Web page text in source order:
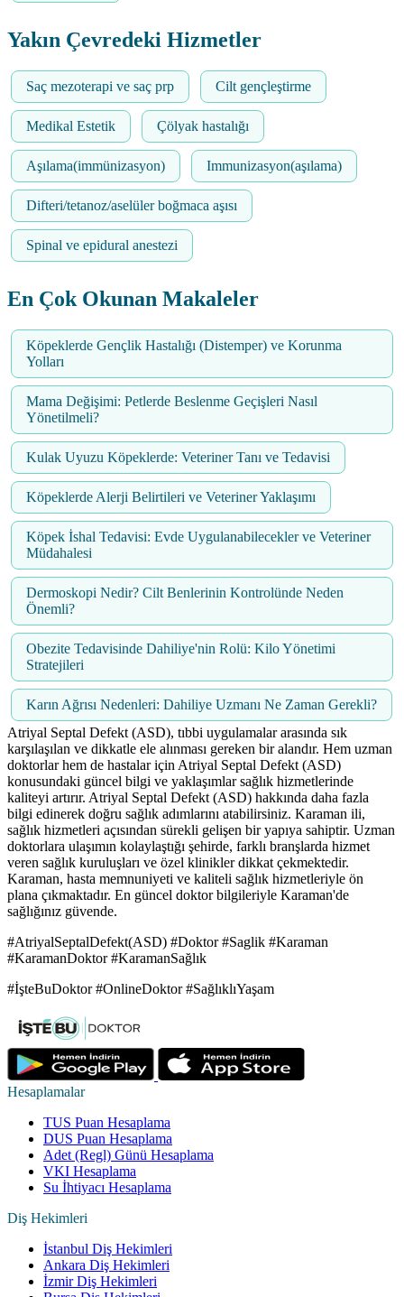
Yakın Çevredeki Hizmetler
Saç mezoterapi ve saç prp Cilt gençleştirme
Medikal Estetik Çölyak hastalığı
Aşılama(immünizasyon) Immunizasyon(aşılama)
Difteri/tetanoz/aselüler boğmaca aşısı
Spinal ve epidural anestezi
En Çok Okunan Makaleler
Köpeklerde Gençlik Hastalığı (Distemper) ve Korunma
Yolları
Mama Değişimi: Petlerde Beslenme Geçişleri Nasıl
Yönetilmeli?
Kulak Uyuzu Köpeklerde: Veteriner Tanı ve Tedavisi
Köpeklerde Alerji Belirtileri ve Veteriner Yaklaşımı
Köpek İshal Tedavisi: Evde Uygulanabilecekler ve Veteriner
Müdahalesi
Dermoskopi Nedir? Cilt Benlerinin Kontrolünde Neden
Önemli?
Obezite Tedavisinde Dahiliye'nin Rolü: Kilo Yönetimi
Stratejileri
Karın Ağrısı Nedenleri: Dahiliye Uzmanı Ne Zaman Gerekli?
Atriyal Septal Defekt (ASD), tıbbi uygulamalar arasında sık
karşılaşılan ve dikkatle ele alınması gereken bir alandır. Hem uzman
doktorlar hem de hastalar için Atriyal Septal Defekt (ASD)
konusundaki güncel bilgi ve yaklaşımlar sağlık hizmetlerinde
kaliteyi artırır. Atriyal Septal Defekt (ASD) hakkında daha fazla
bilgi edinerek doğru sağlık adımlarını atabilirsiniz. Karaman ili,
sağlık hizmetleri açısından sürekli gelişen bir yapıya sahiptir. Uzman
doktorlara ulaşımın kolaylaştığı şehirde, farklı branşlarda hizmet
veren sağlık kuruluşları ve özel klinikler dikkat çekmektedir.
Karaman, hasta memnuniyeti ve kaliteli sağlık hizmetleriyle ön
plana çıkmaktadır. En güncel doktor bilgileriyle Karaman'de
sağlığınız güvende.
#AtriyalSeptalDefekt(ASD) #Doktor #Saglik #Karaman
#KaramanDoktor #KaramanSağlık
#İşteBuDoktor #OnlineDoktor #SağlıklıYaşam
Hesaplamalar
TUS Puan Hesaplama
DUS Puan Hesaplama
Adet (Regl) Günü Hesaplama
VKI Hesaplama
Su İhtiyacı Hesaplama
Diş Hekimleri
İstanbul Diş Hekimleri
Ankara Diş Hekimleri
İzmir Diş Hekimleri